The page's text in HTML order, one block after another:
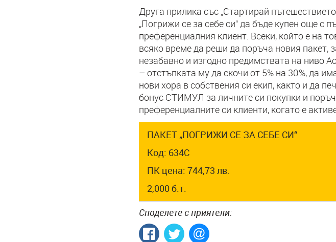
Друга прилика със „Стартирай
„Погрижи се за себе си“ да бъде купен още с
преференциалния клиент. Всеки, който е на
всяко време да реши да поръча новия пакет,
незабавно и изгодно предимствата на ниво
– отстъпката му да скочи от 5% на 30%, да
нови хора в собствения си екип, както и да
бонус СТИМУЛ за личните си покупки и
преференциалните си клиенти, когато е
ПАКЕТ „ПОГРИЖИ СЕ ЗА СЕБЕ СИ“
Код: 634С
ПК цена: 744,73 лв.
2,000 б.т.
Споделете с приятели: